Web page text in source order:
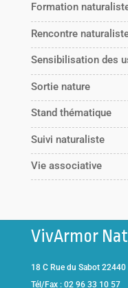
Formation
Rencontre
Sensibilisation des
Sortie nature
Stand thématique
Suivi naturaliste
Vie associative
VivArmor
18 C Rue du Sabot 22440
Tél/Fax : 02 96 33 10 57